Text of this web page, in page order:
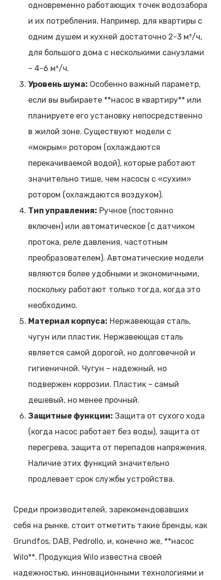
одновременно работающих точек водозабора
и их потребления. Например, для квартиры с
одним душем и кухней достаточно 2-3 м³/ч,
для большого дома с несколькими санузлами
– 4-6 м³/ч.
Уровень шума: Особенно важный параметр,
если вы выбираете **насос в квартиру** или
планируете его установку непосредственно
в жилой зоне. Существуют модели с
«мокрым» ротором (охлаждаются
перекачиваемой водой), которые работают
значительно тише, чем насосы с «сухим»
ротором (охлаждаются воздухом).
Тип управления: Ручное (постоянно
включен) или автоматическое (с датчиком
протока, реле давления, частотным
преобразователем). Автоматические модели
являются более удобными и экономичными,
поскольку работают только тогда, когда это
необходимо.
Материал корпуса: Нержавеющая сталь,
чугун или пластик. Нержавеющая сталь
является самой дорогой, но долговечной и
гигиеничной. Чугун – надежный, но
подвержен коррозии. Пластик – самый
дешевый, но менее прочный.
Защитные функции: Защита от сухого хода
(когда насос работает без воды), защита от
перегрева, защита от перепадов напряжения.
Наличие этих функций значительно
продлевает срок службы устройства.
Среди производителей, зарекомендовавших
себя на рынке, стоит отметить такие бренды, как
Grundfos, DAB, Pedrollo, и, конечно же, **насос
Wilo**. Продукция Wilo известна своей
надежностью, инновационными технологиями и